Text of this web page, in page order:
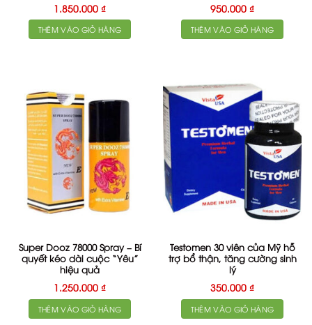
1.850.000 ₫
THÊM VÀO GIỎ HÀNG
950.000 ₫
THÊM VÀO GIỎ HÀNG
Super Dooz 78000 Spray – Bí
quyết kéo dài cuộc “Yêu”
hiệu quả
1.250.000 ₫
THÊM VÀO GIỎ HÀNG
Testomen 30 viên của Mỹ hỗ
trợ bổ thận, tăng cường sinh
lý
350.000 ₫
THÊM VÀO GIỎ HÀNG